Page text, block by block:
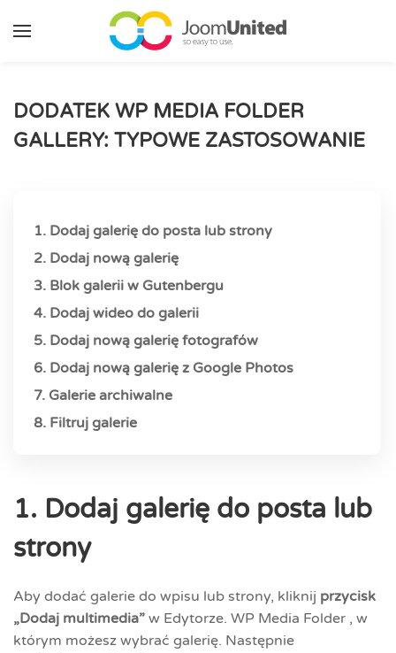
Przejdź do głównej zawartości
DODATEK WP MEDIA FOLDER
GALLERY: TYPOWE ZASTOSOWANIE
1. Dodaj galerię do posta lub strony
2. Dodaj nową galerię
3. Blok galerii w Gutenbergu
4. Dodaj wideo do galerii
5. Dodaj nową galerię fotografów
6. Dodaj nową galerię z Google Photos
7. Galerie archiwalne
8. Filtruj galerie
1. Dodaj galerię do posta lub
strony
Aby dodać galerie do wpisu lub strony, kliknij przycisk
„Dodaj multimedia” w Edytorze. WP Media Folder , w
którym możesz wybrać galerię. Następnie